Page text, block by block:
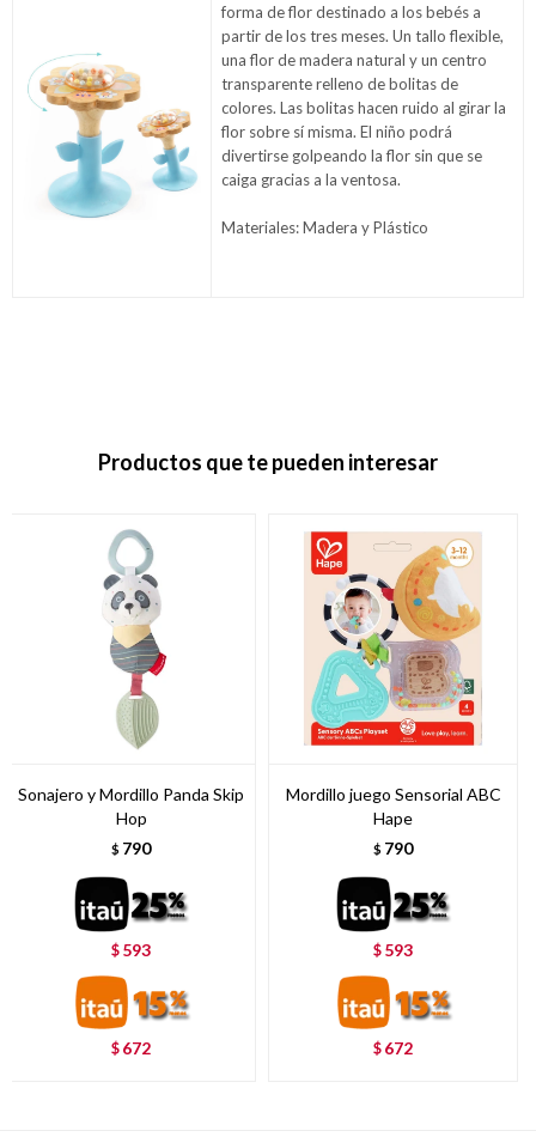
forma de flor destinado a los bebés a
partir de los tres meses. Un tallo flexible,
una flor de madera natural y un centro
transparente relleno de bolitas de
colores. Las bolitas hacen ruido al girar la
flor sobre sí misma. El niño podrá
divertirse golpeando la flor sin que se
caiga gracias a la ventosa.
Materiales: Madera y Plástico
Productos que te pueden interesar
Sonajero y Mordillo Panda Skip
Hop
$ 790
$ 593
$ 672
Mordillo juego Sensorial ABC
Hape
$ 790
$ 593
$ 672